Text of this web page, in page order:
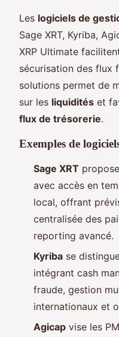
Les logiciels de
Sage XRT, Kyriba,
XRP Ultimate
sécurisation des flux
solutions permet de
sur les liquidités et
flux de trésorerie.
Exemples de
Sage XRT
avec accès en
local, offrant
centralisée des
reporting avancé.
Kyriba se
intégrant cash
fraude, gestion
internationaux et
Agicap vise les